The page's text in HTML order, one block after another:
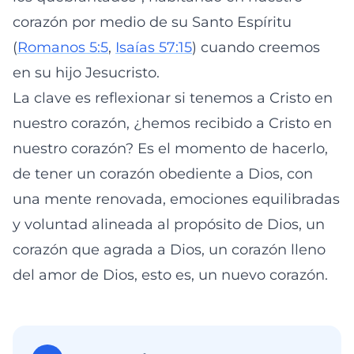
corazón por medio de su Santo Espíritu
(Romanos 5:5, Isaías 57:15) cuando creemos
en su hijo Jesucristo.
La clave es reflexionar si tenemos a Cristo en
nuestro corazón, ¿hemos recibido a Cristo en
nuestro corazón? Es el momento de hacerlo,
de tener un corazón obediente a Dios, con
una mente renovada, emociones equilibradas
y voluntad alineada al propósito de Dios, un
corazón que agrada a Dios, un corazón lleno
del amor de Dios, esto es, un nuevo corazón.